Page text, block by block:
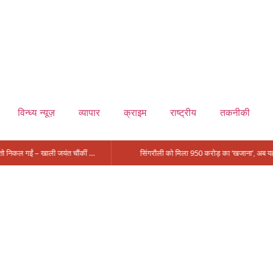
विन्ध्य न्यूज़ व्यापार क्राइम राष्ट्रीय तकनीकी
मंत्री आईं, समीक्षा की, सवाल आए तो निकल गईं – खाली जयंत चौंकीं पर नहीं दिया जवाब